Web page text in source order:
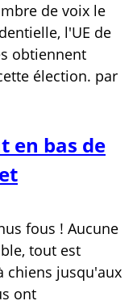
de voix le
l'UE de
obtiennent
élection. par
en bas de
fous ! Aucune
tout est
chiens jusqu'aux
ont